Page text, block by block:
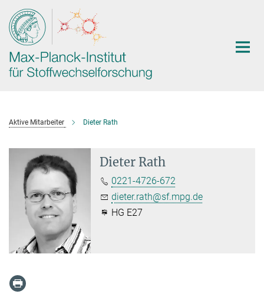
Hauptinhalt
Aktive Mitarbeiter Dieter Rath
Dieter Rath
0221-4726-672
dieter.rath@sf.mpg.de
HG E27